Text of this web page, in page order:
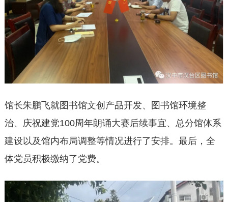
馆长朱鹏飞就图书馆文创产品开发、图书馆环境整
治、庆祝建党100周年朗诵大赛后续事宜、总分馆体系
建设以及馆内布局调整等情况进行了安排。最后，全
体党员积极缴纳了党费。